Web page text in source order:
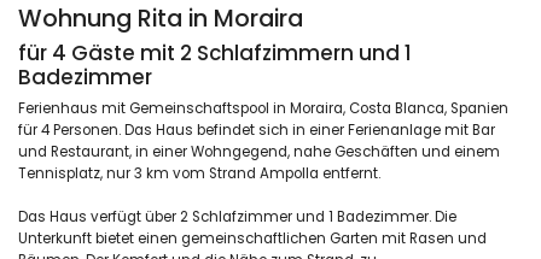
Wohnung Rita in Moraira
für 4 Gäste mit 2 Schlafzimmern und 1
Badezimmer
Ferienhaus mit Gemeinschaftspool in Moraira, Costa Blanca, Spanien
für 4 Personen. Das Haus befindet sich in einer Ferienanlage mit Bar
und Restaurant, in einer Wohngegend, nahe Geschäften und einem
Tennisplatz, nur 3 km vom Strand Ampolla entfernt.
Das Haus verfügt über 2 Schlafzimmer und 1 Badezimmer. Die
Unterkunft bietet einen gemeinschaftlichen Garten mit Rasen und